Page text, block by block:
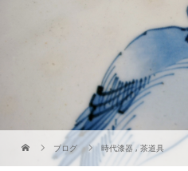
ブログ 時代漆器 ,茶道具